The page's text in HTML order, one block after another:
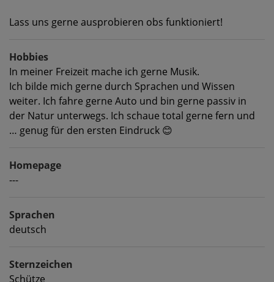
Lass uns gerne ausprobieren obs funktioniert!
Hobbies
In meiner Freizeit mache ich gerne Musik.
Ich bilde mich gerne durch Sprachen und Wissen
weiter. Ich fahre gerne Auto und bin gerne passiv in
der Natur unterwegs. Ich schaue total gerne fern und
… genug für den ersten Eindruck 😊
Homepage
---
Sprachen
deutsch
Sternzeichen
Schütze